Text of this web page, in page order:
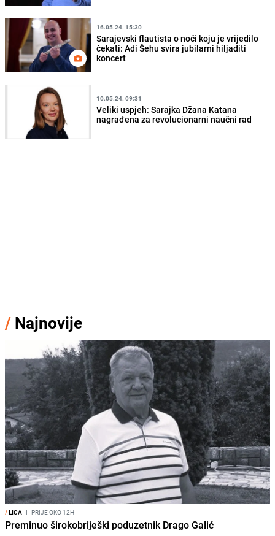
16.05.24. 15:30
Sarajevski flautista o noći koju je vrijedilo
čekati: Adi Šehu svira jubilarni hiljaditi
koncert
10.05.24. 09:31
Veliki uspjeh: Sarajka Džana Katana
nagrađena za revolucionarni naučni rad
/ Najnovije
/LICA I PRIJE OKO 12H
Preminuo širokobriješki poduzetnik Drago Galić